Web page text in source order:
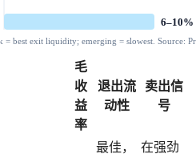
毛
收
益
率
退出流
动性
卖出信
号
最佳，
在强劲